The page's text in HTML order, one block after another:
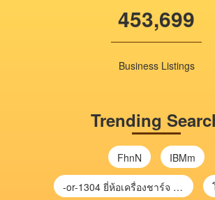
453,699
Business Listings
Trending
FhnN IBMm
-or-1304 ยี่ห้อเครื่องชาร์จ chargecore